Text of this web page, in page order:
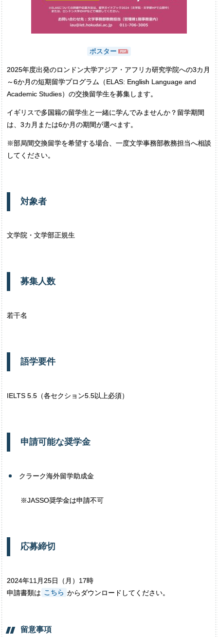
ポスター
2025年度出発のロンドン大学アジア・アフリカ研究学院への3カ月
～6か月の短期留学プログラム（ELAS: English Language and
Academic Studies）の交換留学生を募集します。
イギリスで多国籍の留学生と一緒に学んでみませんか？留学期間
は、3カ月または6か月の期間が選べます。
※部局間交換留学を希望する場合、一度文学事務部教務担当へ相談
してください。
対象者
文学院・文学部正規生
募集人数
若干名
語学要件
IELTS 5.5（各セクション5.5以上必須）
申請可能な奨学金
クラーク海外留学助成金
※JASSO奨学金は申請不可
応募締切
2024年11月25日（月）17時
申請書類は こちら からダウンロードしてください。
留意事項